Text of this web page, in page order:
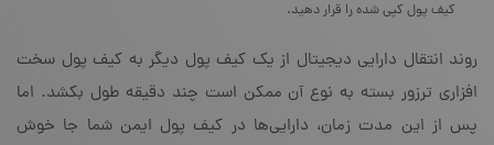
کیف پول کپی شده را قرار دهید.
روند انتقال دارایی دیجیتال از یک کیف پول دیگر به کیف پول سخت
افزاری ترزور بسته به نوع آن ممکن است چند دقیقه طول بکشد. اما
پس از این مدت زمان، دارایی‌ها در کیف پول ایمن شما جا خوش